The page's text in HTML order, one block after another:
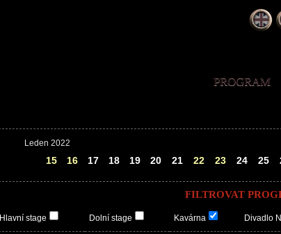
PROGRAM
Leden 2022
15 16 17 18 19 20 21 22 23 24 25
FILTROVAT
Hlavní stage Dolní stage Kavárna Divadlo